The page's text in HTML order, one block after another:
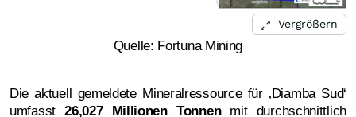
Vergrößern
Quelle: Fortuna Mining
Die aktuell gemeldete Mineralressource für ‚Diamba Sud‘
umfasst26,027 Millionen Tonnenmit durchschnittlich